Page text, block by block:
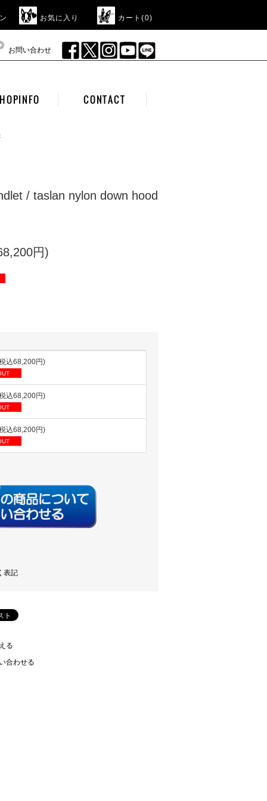
お気に入り カート(0)
お問い合わせ
CONTACT
/ taslan nylon down hood
円)
込68,200円)
込68,200円)
込68,200円)
表記
る
合わせる